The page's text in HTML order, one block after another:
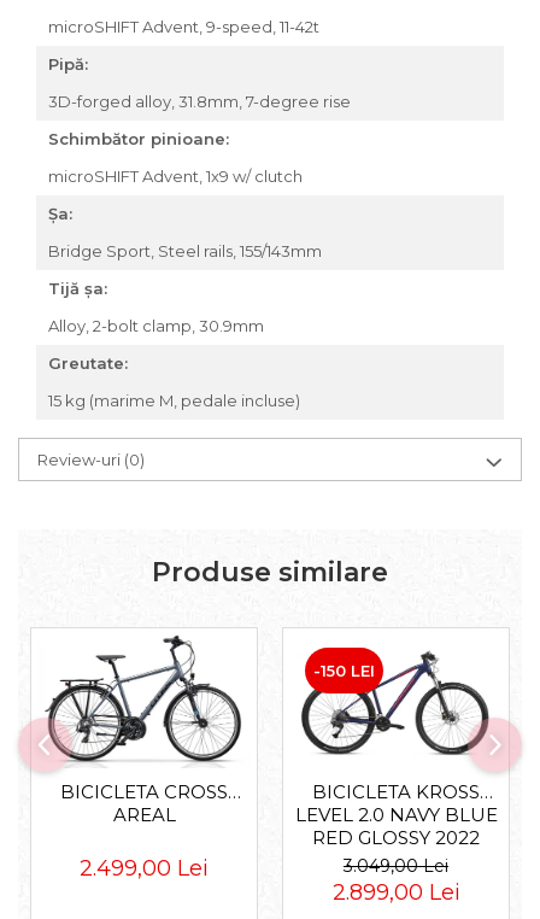
microSHIFT Advent, 9-speed, 11-42t
Pipă:
3D-forged alloy, 31.8mm, 7-degree rise
Schimbător pinioane:
microSHIFT Advent, 1x9 w/ clutch
Șa:
Bridge Sport, Steel rails, 155/143mm
Tijă șa:
Alloy, 2-bolt clamp, 30.9mm
Greutate:
15 kg (marime M, pedale incluse)
Review-uri (0)
Produse similare
BICICLETA CROSS
AREAL
2.499,00 Lei
-150 LEI
BICICLETA KROSS
LEVEL 2.0 NAVY BLUE
RED GLOSSY 2022
3.049,00 Lei
2.899,00 Lei